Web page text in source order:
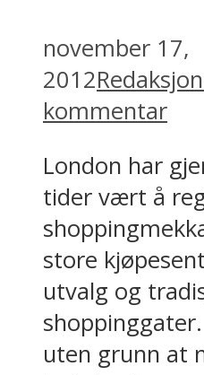
november 17,
2012
kommentar
London har
tider vært å
store
utvalg og
uten grunn at